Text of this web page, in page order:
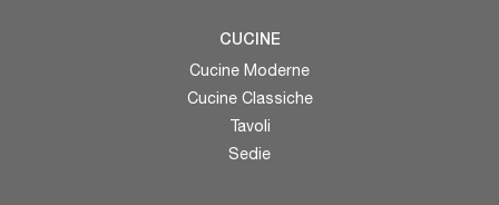
CUCINE
Cucine Moderne
Cucine Classiche
Tavoli
Sedie